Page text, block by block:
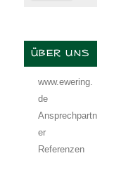
ÜBER UNS
www.ewering.
de
Ansprechpartn
er
Referenzen